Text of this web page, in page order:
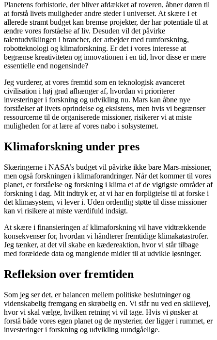
Planetens forhistorie, der bliver afdækket af roveren, åbner døren til
at forstå livets muligheder andre steder i universet. At skære i et
allerede stramt budget kan bremse projekter, der har potentiale til at
ændre vores forståelse af liv. Desuden vil det påvirke
talentudviklingen i brancher, der arbejder med rumforskning,
robotteknologi og klimaforskning. Er det i vores interesse at
begrænse kreativiteten og innovationen i en tid, hvor disse er mere
essentielle end nogensinde?
Jeg vurderer, at vores fremtid som en teknologisk avanceret
civilisation i høj grad afhænger af, hvordan vi prioriterer
investeringer i forskning og udvikling nu. Mars kan åbne nye
forståelser af livets oprindelse og eksistens, men hvis vi begrænser
ressourcerne til de organiserede missioner, risikerer vi at miste
muligheden for at lære af vores nabo i solsystemet.
Klimaforskning under pres
Skæringerne i NASA’s budget vil påvirke ikke bare Mars-missioner,
men også forskningen i klimaforandringer. Når det kommer til vores
planet, er forståelse og forskning i klima et af de vigtigste områder af
forskning i dag. Mit indtryk er, at vi har en forpligtelse til at forske i
det klimasystem, vi lever i. Uden ordentlig støtte til disse missioner
kan vi risikere at miste værdifuld indsigt.
At skære i finansieringen af klimaforskning vil have vidtrækkende
konsekvenser for, hvordan vi håndterer fremtidige klimakatastrofer.
Jeg tænker, at det vil skabe en kædereaktion, hvor vi står tilbage
med forældede data og manglende midler til at udvikle løsninger.
Refleksion over fremtiden
Som jeg ser det, er balancen mellem politiske beslutninger og
videnskabelig fremgang en skrøbelig en. Vi står nu ved en skillevej,
hvor vi skal vælge, hvilken retning vi vil tage. Hvis vi ønsker at
forstå både vores egen planet og de mysterier, der ligger i rummet, er
investeringer i forskning og udvikling uundgåelige.